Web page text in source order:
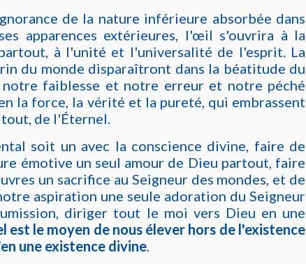
de la nature inférieure absorbée dans
apparences extérieures, l'œil s'ouvrira à la
à l'unité et l'universalité de l'esprit. La
du monde disparaîtront dans la béatitude du
notre faiblesse et notre erreur et notre péché
la force, la vérité et la pureté, qui embrassent
de l'Éternel.
soit un avec la conscience divine, faire de
émotive un seul amour de Dieu partout, faire
un sacrifice au Seigneur des mondes, et de
aspiration une seule adoration du Seigneur
diriger tout le moi vers Dieu en une
est le moyen de nous élever hors de l'existence
une existence divine.